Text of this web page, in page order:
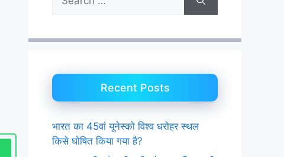
for:
Recent Posts
भारत का 45वां यूनेस्को विश्व धरोहर स्थल
किसे घोषित किया गया है?